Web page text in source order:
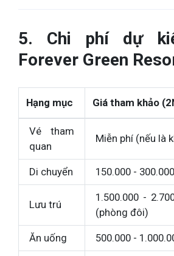
5. Chi phí dự
Forever Green
Hạng mục Giá tham khảo
Vé tham
quan
Miễn phí (nếu là
Di chuyển 150.000 -
Lưu trú
1.500.000 -
(phòng đôi)
Ăn uống 500.000 -